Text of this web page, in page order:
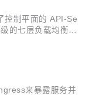
控制平面的 API-Se
的七层负载均衡系
来暴露服务并